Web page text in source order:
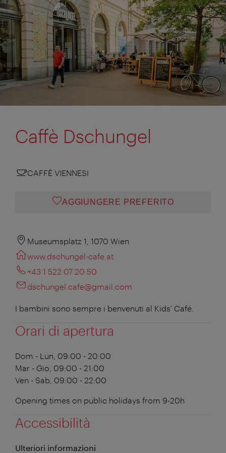
Caffè Dschungel
CAFFÈ VIENNESI
AGGIUNGERE PREFERITO
Museumsplatz 1, 1070 Wien
www.dschungel-cafe.at
+43 1 522 07 20 50
dschungel.cafe@gmail.com
I bambini sono sempre i benvenuti al Kids’ Café.
Orari di apertura
Dom - Lun, 09:00 - 20:00
Mar - Gio, 09:00 - 21:00
Ven - Sab, 09:00 - 22:00
Opening times on public holidays from 9-20h
Accessibilità
Ulteriori informazioni